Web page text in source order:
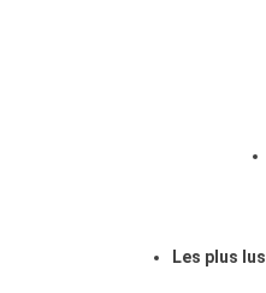
Les plus lus